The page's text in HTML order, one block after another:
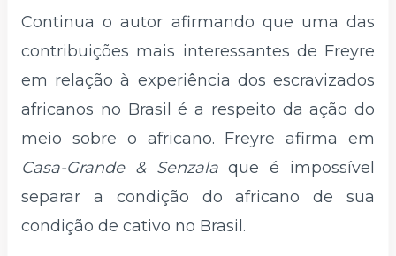
Continua o autor afirmando que uma das
contribuições mais interessantes de Freyre
em relação à experiência dos escravizados
africanos no Brasil é a respeito da ação do
meio sobre o africano. Freyre afirma em
Casa-Grande & Senzalaque é impossível
separar a condição do africano de sua
condição de cativo no Brasil.